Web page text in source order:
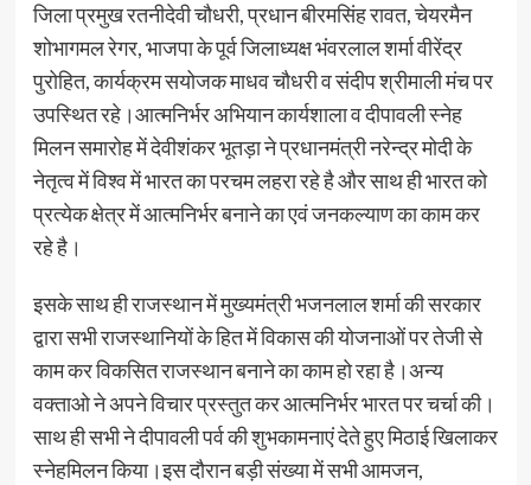
जिला प्रमुख रतनीदेवी चौधरी, प्रधान बीरमसिंह रावत, चेयरमैन
शोभागमल रेगर, भाजपा के पूर्व जिलाध्यक्ष भंवरलाल शर्मा वीरेंद्र
पुरोहित, कार्यक्रम सयोजक माधव चौधरी व संदीप श्रीमाली मंच पर
उपस्थित रहे।आत्मनिर्भर अभियान कार्यशाला व दीपावली स्नेह
मिलन समारोह में देवीशंकर भूतड़ा ने प्रधानमंत्री नरेन्द्र मोदी के
नेतृत्व में विश्व में भारत का परचम लहरा रहे है और साथ ही भारत को
प्रत्येक क्षेत्र में आत्मनिर्भर बनाने का एवं जनकल्याण का काम कर
रहे है।
इसके साथ ही राजस्थान में मुख्यमंत्री भजनलाल शर्मा की सरकार
द्वारा सभी राजस्थानियों के हित में विकास की योजनाओं पर तेजी से
काम कर विकसित राजस्थान बनाने का काम हो रहा है।अन्य
वक्ताओ ने अपने विचार प्रस्तुत कर आत्मनिर्भर भारत पर चर्चा की।
साथ ही सभी ने दीपावली पर्व की शुभकामनाएं देते हुए मिठाई खिलाकर
स्नेहमिलन किया।इस दौरान बड़ी संख्या में सभी आमजन,